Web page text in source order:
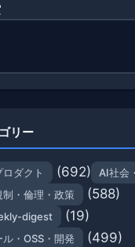
リー
ロダクト (692) AI社会
制・倫理・政策 (588)
digest (19)
ル・OSS・開発 (499)